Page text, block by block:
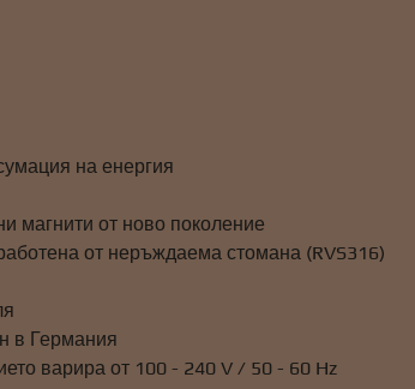
на енергия
магнити от ново поколение
от неръждаема стомана (RVS316)
в Германия
варира от 100 - 240 V / 50 - 60 Hz